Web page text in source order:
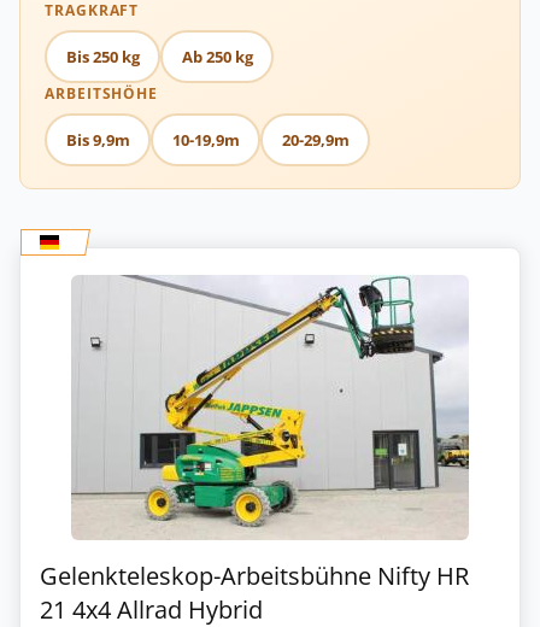
TRAGKRAFT
Bis 250 kg Ab 250 kg
ARBEITSHÖHE
Bis 9,9m 10-19,9m 20-29,9m
Gelenkteleskop-Arbeitsbühne Nifty HR
21 4x4 Allrad Hybrid